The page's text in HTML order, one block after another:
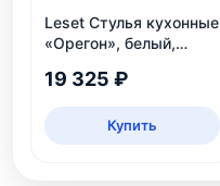
Leset Стулья кухонные
«Орегон», белый,
19 325 ₽
Купить